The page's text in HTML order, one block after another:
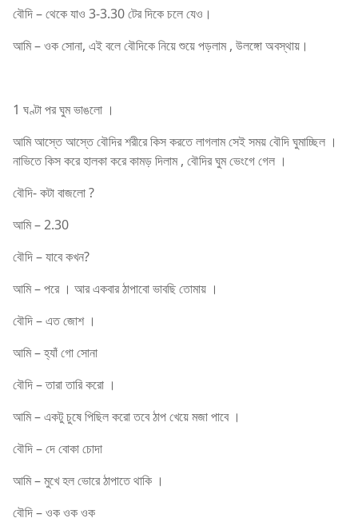
বৌদি – থেকে যাও 3-3.30 টের দিকে চলে যেও।
আমি – ওক সোনা, এই বলে বৌদিকে নিয়ে শুয়ে পড়লাম , উলঙ্গো অবস্থায়।
1 ঘণ্টা পর ঘুম ভাঙলো ।
আমি আস্তে আস্তে বৌদির শরীরে কিস করতে লাগলাম সেই সময় বৌদি ঘুমাচ্ছিল ।
নাভিতে কিস করে হালকা করে কামড় দিলাম , বৌদির ঘুম ভেংগে গেল ।
বৌদি- কটা বাজলো ?
আমি – 2.30
বৌদি – যাবে কখন?
আমি – পরে । আর একবার ঠাপাবো ভাবছি তোমায় ।
বৌদি – এত জোশ ।
আমি – হ্যাঁ গো সোনা
বৌদি – তারা তারি করো ।
আমি – একটু চুষে পিছিল করো তবে ঠাপ খেয়ে মজা পাবে ।
বৌদি – দে বোকা চোদা
আমি – মুখে হল ভোরে ঠাপাতে থাকি ।
বৌদি – ওক ওক ওক